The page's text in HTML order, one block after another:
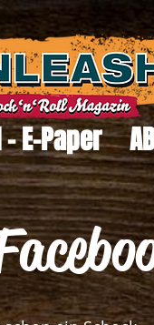
E-Paper